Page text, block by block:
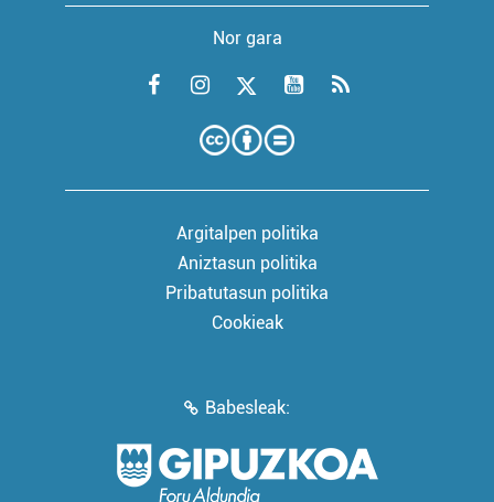
Nor gara
Argitalpen politika
Aniztasun politika
Pribatutasun politika
Cookieak
Babesleak: